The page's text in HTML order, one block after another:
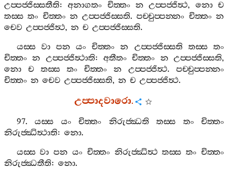
උප‍්පජ‍්ජිස‍්සතීති:අනාගතං චිත‍්තං න උප‍්පජ‍්ජිත්‍ථ, නො ච
තස‍්ස තං චිත‍්තං න උප‍්පජ‍්ජිස‍්සති.පච‍්චුප‍්පන‍්නං චිත‍්තං න
චෙව උප‍්පජ‍්ජිත්‍ථ, න ච උප‍්පජ‍්ජිස‍්සති.
යස‍්ස වා පන යං චිත‍්තං න උප‍්පජ‍්ජිස‍්සති තස‍්ස තං
චිත‍්තං න උප‍්පජ‍්ජිත්‍ථාති:අතීතං චිත‍්තං න උප‍්පජ‍්ජිස‍්සති,
නො
ච තස‍්ස තං චිත‍්තං න උප‍්පජ‍්ජිත්‍ථ. පච‍්චුප‍්පන‍්නං
චිත‍්තං න චෙව උප‍්පජ‍්ජිස‍්සති, න ච උප‍්පජ‍්ජිත්‍ථ.
උප‍්පාදවාරො.
97.යස‍්ස යං චිත‍්තං නිරුජ‍්ඣති තස‍්ස තං
චිත‍්තං
නිරුජ‍්ඣිත්‍ථාති: නො.
යස‍්ස වා පන යං චිත‍්තං නිරුජ‍්ඣිත්‍ථ තස‍්ස තං චිත‍්තං
නිරුජ‍්ඣතීති: නො.